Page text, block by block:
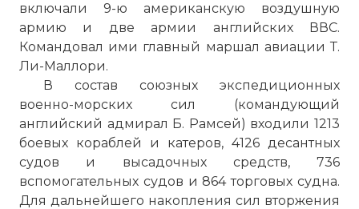
включали 9-ю американскую воздушную
армию и две армии английских ВВС.
Командовал ими главный маршал авиации Т.
Ли-Маллори.
В состав союзных экспедиционных
военно-морских сил (командующий
английский адмирал Б. Рамсей) входили 1213
боевых кораблей и катеров, 4126 десантных
судов и высадочных средств, 736
вспомогательных судов и 864 торговых судна.
Для дальнейшего накопления сил вторжения